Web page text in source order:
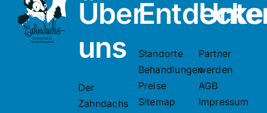
Über
uns
Der
Zahndachs
Standorte
Behandlungen
Preise
Sitemap
Partner
werden
AGB
Impressum